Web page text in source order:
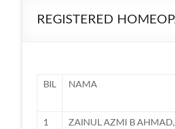
REGISTERED
BIL NAMA
1 ZAINUL AZMI B